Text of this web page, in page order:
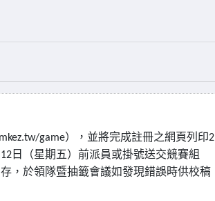
game），並將完成註冊之網頁列印2
12 日（星期五）前派員或掛號送交競賽組
，於領隊暨抽籤會議如發現錯誤時供校稿